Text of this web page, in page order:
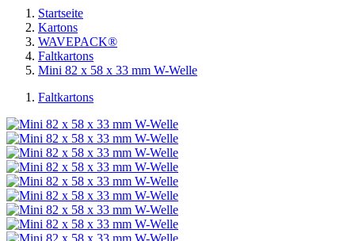
Startseite
Kartons
WAVEPACK®
Faltkartons
Mini 82 x 58 x 33 mm W-Welle
Faltkartons